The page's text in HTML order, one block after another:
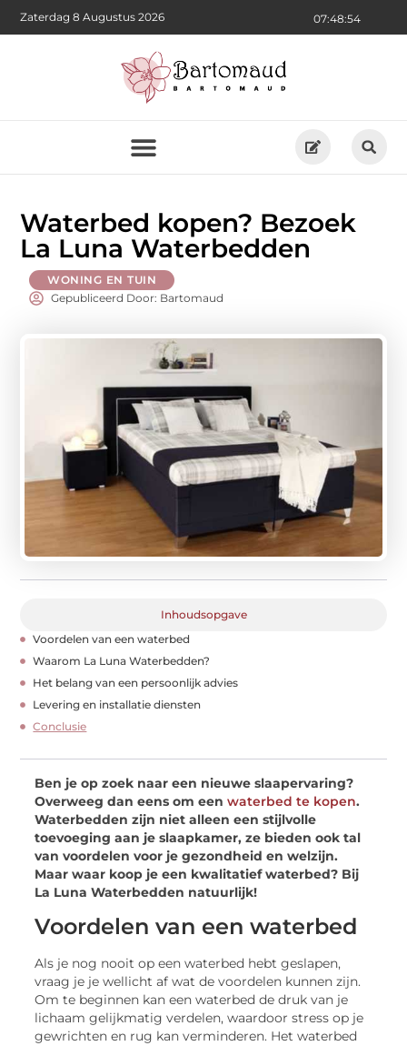
07:48:56
Zaterdag 8 Augustus 2026
Waterbed kopen? Bezoek
La Luna Waterbedden
WONING EN TUIN
Gepubliceerd Door: Bartomaud
Inhoudsopgave
Voordelen van een waterbed
Waarom La Luna Waterbedden?
Het belang van een persoonlijk advies
Levering en installatie diensten
Conclusie
Ben je op zoek naar een nieuwe slaapervaring?
Overweeg dan eens om eenwaterbed te kopen.
Waterbedden zijn niet alleen een stijlvolle
toevoeging aan je slaapkamer, ze bieden ook tal
van voordelen voor je gezondheid en welzijn.
Maar waar koop je een kwalitatief waterbed? Bij
La Luna Waterbedden natuurlijk!
Voordelen van een waterbed
Als je nog nooit op een waterbed hebt geslapen,
vraag je je wellicht af wat de voordelen kunnen zijn.
Om te beginnen kan een waterbed de druk van je
lichaam gelijkmatig verdelen, waardoor stress op je
gewrichten en rug kan verminderen. Het waterbed